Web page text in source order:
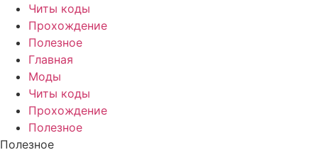
Читы коды
Прохождение
Полезное
Главная
Моды
Читы коды
Прохождение
Полезное
Полезное